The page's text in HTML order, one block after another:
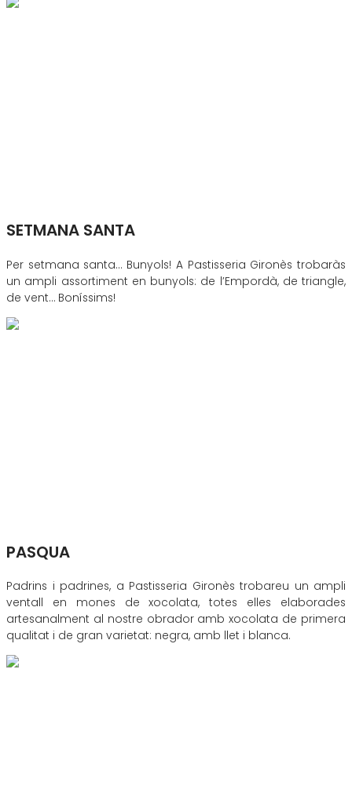
SETMANA SANTA
Per setmana santa… Bunyols! A Pastisseria Gironès trobaràs
un ampli assortiment en bunyols: de l’Empordà, de triangle,
de vent… Boníssims!
PASQUA
Padrins i padrines, a Pastisseria Gironès trobareu un ampli
ventall en mones de xocolata, totes elles elaborades
artesanalment al nostre obrador amb xocolata de primera
qualitat i de gran varietat: negra, amb llet i blanca.